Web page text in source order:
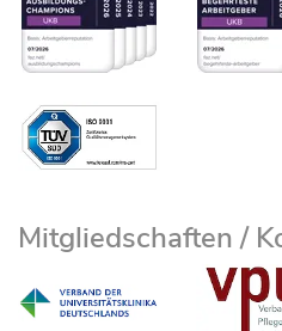
Mitgliedschaften /